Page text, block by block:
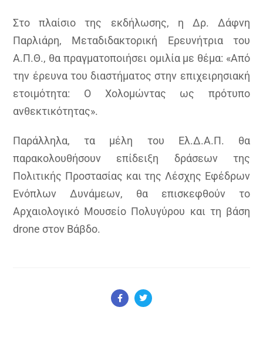
Στο πλαίσιο της εκδήλωσης, η Δρ. Δάφνη
Παρλιάρη, Μεταδιδακτορική Ερευνήτρια του
Α.Π.Θ., θα πραγματοποιήσει ομιλία με θέμα: «Από
την έρευνα του διαστήματος στην επιχειρησιακή
ετοιμότητα: Ο Χολομώντας ως πρότυπο
ανθεκτικότητας».
Παράλληλα, τα μέλη του Ελ.Δ.Α.Π. θα
παρακολουθήσουν επίδειξη δράσεων της
Πολιτικής Προστασίας και της Λέσχης Εφέδρων
Ενόπλων Δυνάμεων, θα επισκεφθούν το
Αρχαιολογικό Μουσείο Πολυγύρου και τη βάση
drone στον Βάβδο.